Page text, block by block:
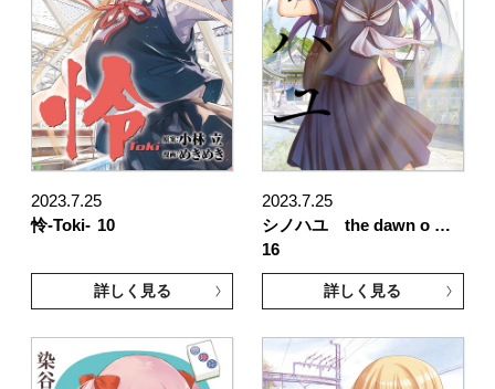
2023.7.25
怜-Toki- 10
詳しく見る
2023.7.25
シノハユ the dawn o …
16
詳しく見る